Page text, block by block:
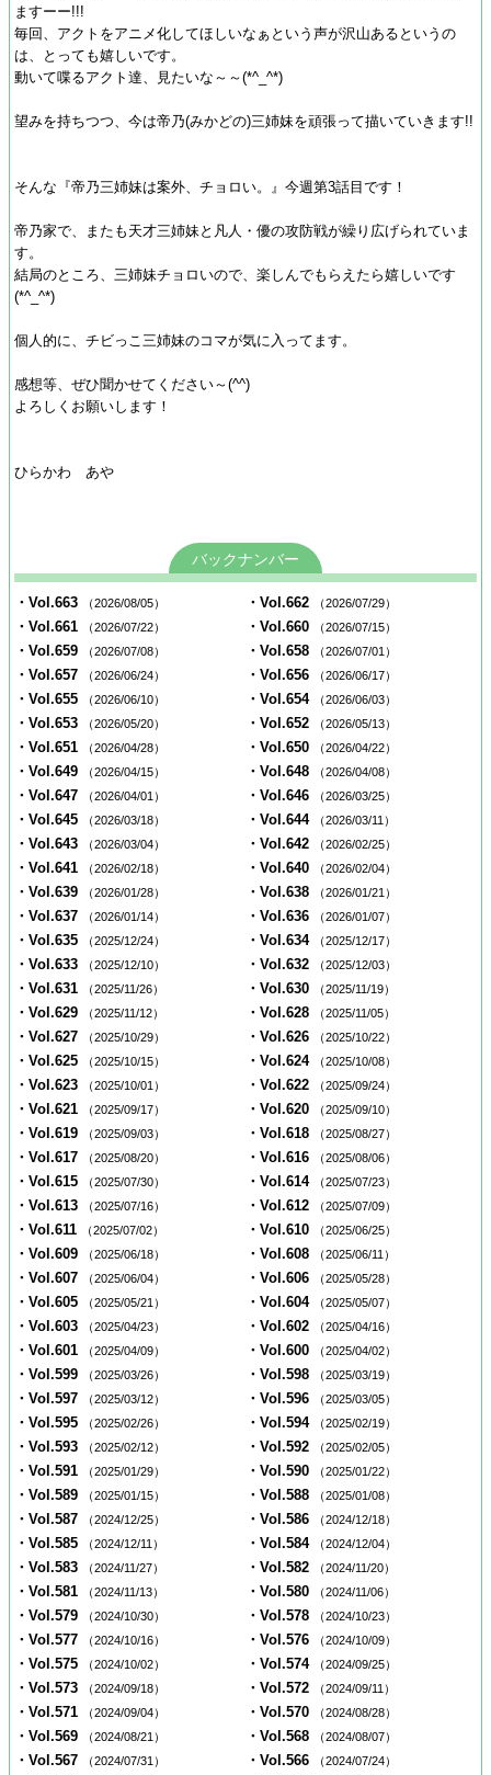
ますーー!!!
毎回、アクトをアニメ化してほしいなぁという声が沢山あるというの
は、とっても嬉しいです。
動いて喋るアクト達、見たいな～～(*^_^*)
望みを持ちつつ、今は帝乃(みかどの)三姉妹を頑張って描いていきます!!
そんな『帝乃三姉妹は案外、チョロい。』今週第3話目です！
帝乃家で、またも天才三姉妹と凡人・優の攻防戦が繰り広げられていま
す。
結局のところ、三姉妹チョロいので、楽しんでもらえたら嬉しいです
(*^_^*)
個人的に、チビっこ三姉妹のコマが気に入ってます。
感想等、ぜひ聞かせてください～(^^)
よろしくお願いします！
ひらかわ あや
バックナンバー
・Vol.663 （2026/08/05） ・Vol.662 （2026/07/29）
・Vol.661 （2026/07/22） ・Vol.660 （2026/07/15）
・Vol.659 （2026/07/08） ・Vol.658 （2026/07/01）
・Vol.657 （2026/06/24） ・Vol.656 （2026/06/17）
・Vol.655 （2026/06/10） ・Vol.654 （2026/06/03）
・Vol.653 （2026/05/20） ・Vol.652 （2026/05/13）
・Vol.651 （2026/04/28） ・Vol.650 （2026/04/22）
・Vol.649 （2026/04/15） ・Vol.648 （2026/04/08）
・Vol.647 （2026/04/01） ・Vol.646 （2026/03/25）
・Vol.645 （2026/03/18） ・Vol.644 （2026/03/11）
・Vol.643 （2026/03/04） ・Vol.642 （2026/02/25）
・Vol.641 （2026/02/18） ・Vol.640 （2026/02/04）
・Vol.639 （2026/01/28） ・Vol.638 （2026/01/21）
・Vol.637 （2026/01/14） ・Vol.636 （2026/01/07）
・Vol.635 （2025/12/24） ・Vol.634 （2025/12/17）
・Vol.633 （2025/12/10） ・Vol.632 （2025/12/03）
・Vol.631 （2025/11/26） ・Vol.630 （2025/11/19）
・Vol.629 （2025/11/12） ・Vol.628 （2025/11/05）
・Vol.627 （2025/10/29） ・Vol.626 （2025/10/22）
・Vol.625 （2025/10/15） ・Vol.624 （2025/10/08）
・Vol.623 （2025/10/01） ・Vol.622 （2025/09/24）
・Vol.621 （2025/09/17） ・Vol.620 （2025/09/10）
・Vol.619 （2025/09/03） ・Vol.618 （2025/08/27）
・Vol.617 （2025/08/20） ・Vol.616 （2025/08/06）
・Vol.615 （2025/07/30） ・Vol.614 （2025/07/23）
・Vol.613 （2025/07/16） ・Vol.612 （2025/07/09）
・Vol.611 （2025/07/02） ・Vol.610 （2025/06/25）
・Vol.609 （2025/06/18） ・Vol.608 （2025/06/11）
・Vol.607 （2025/06/04） ・Vol.606 （2025/05/28）
・Vol.605 （2025/05/21） ・Vol.604 （2025/05/07）
・Vol.603 （2025/04/23） ・Vol.602 （2025/04/16）
・Vol.601 （2025/04/09） ・Vol.600 （2025/04/02）
・Vol.599 （2025/03/26） ・Vol.598 （2025/03/19）
・Vol.597 （2025/03/12） ・Vol.596 （2025/03/05）
・Vol.595 （2025/02/26） ・Vol.594 （2025/02/19）
・Vol.593 （2025/02/12） ・Vol.592 （2025/02/05）
・Vol.591 （2025/01/29） ・Vol.590 （2025/01/22）
・Vol.589 （2025/01/15） ・Vol.588 （2025/01/08）
・Vol.587 （2024/12/25） ・Vol.586 （2024/12/18）
・Vol.585 （2024/12/11） ・Vol.584 （2024/12/04）
・Vol.583 （2024/11/27） ・Vol.582 （2024/11/20）
・Vol.581 （2024/11/13） ・Vol.580 （2024/11/06）
・Vol.579 （2024/10/30） ・Vol.578 （2024/10/23）
・Vol.577 （2024/10/16） ・Vol.576 （2024/10/09）
・Vol.575 （2024/10/02） ・Vol.574 （2024/09/25）
・Vol.573 （2024/09/18） ・Vol.572 （2024/09/11）
・Vol.571 （2024/09/04） ・Vol.570 （2024/08/28）
・Vol.569 （2024/08/21） ・Vol.568 （2024/08/07）
・Vol.567 （2024/07/31） ・Vol.566 （2024/07/24）